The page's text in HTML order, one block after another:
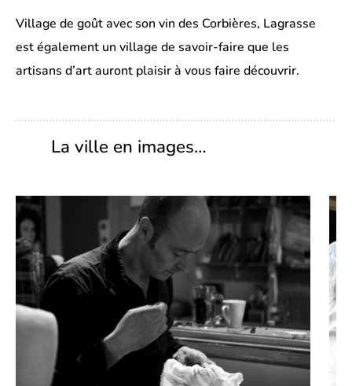
Village de goût avec son vin des Corbières, Lagrasse
est également un village de savoir-faire que les
artisans d’art auront plaisir à vous faire découvrir.
La ville en images…